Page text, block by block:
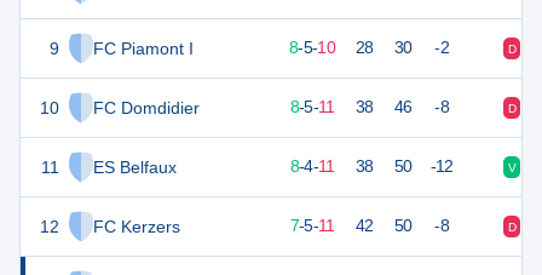
9 FC Piamont I
10 FC Domdidier
11 ES Belfaux
12 FC Kerzers
8-5-10 28 30 -2 D
8-5-11 38 46 -8 D
8-4-11 38 50 -12 V
7-5-11 42 50 -8 D